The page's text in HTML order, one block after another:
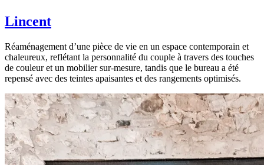
Lincent
Réaménagement d’une pièce de vie en un espace contemporain et
chaleureux, reflétant la personnalité du couple à travers des touches
de couleur et un mobilier sur-mesure, tandis que le bureau a été
repensé avec des teintes apaisantes et des rangements optimisés.